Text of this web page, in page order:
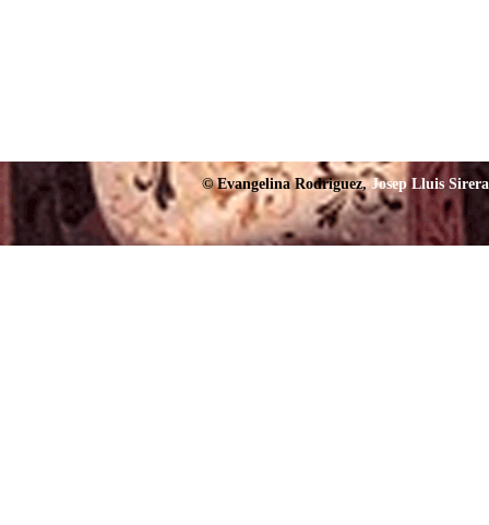
©Evangelina Rodriguez,Josep Lluis Sirera